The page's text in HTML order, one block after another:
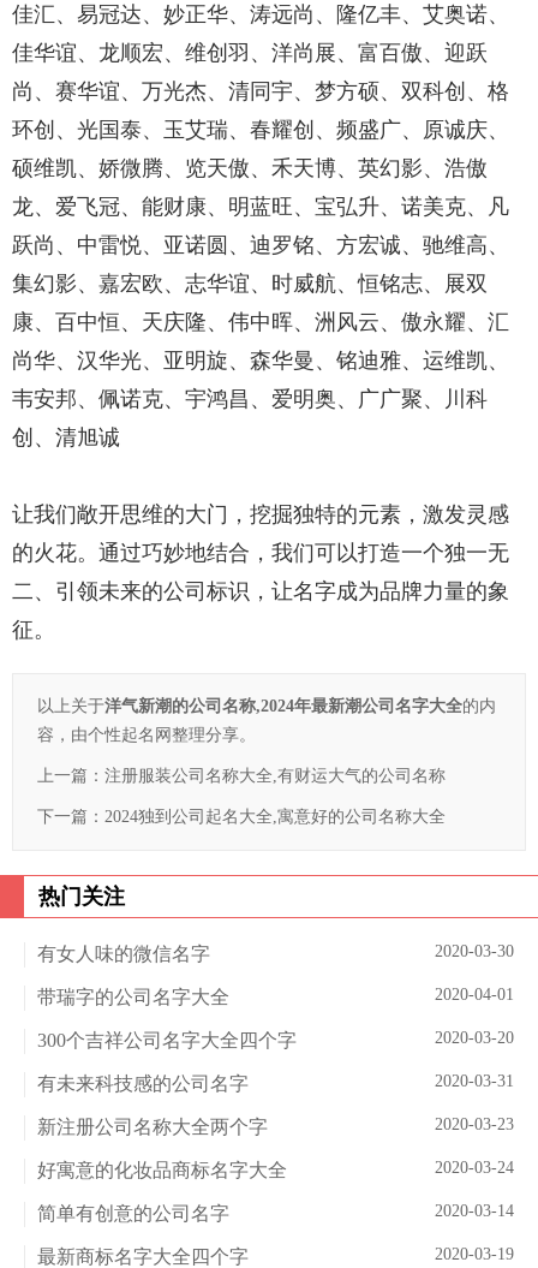
佳汇、易冠达、妙正华、涛远尚、隆亿丰、艾奥诺、
佳华谊、龙顺宏、维创羽、洋尚展、富百傲、迎跃
尚、赛华谊、万光杰、清同宇、梦方硕、双科创、格
环创、光国泰、玉艾瑞、春耀创、频盛广、原诚庆、
硕维凯、娇微腾、览天傲、禾天博、英幻影、浩傲
龙、爱飞冠、能财康、明蓝旺、宝弘升、诺美克、凡
跃尚、中雷悦、亚诺圆、迪罗铭、方宏诚、驰维高、
集幻影、嘉宏欧、志华谊、时威航、恒铭志、展双
康、百中恒、天庆隆、伟中晖、洲风云、傲永耀、汇
尚华、汉华光、亚明旋、森华曼、铭迪雅、运维凯、
韦安邦、佩诺克、宇鸿昌、爱明奥、广广聚、川科
创、清旭诚
让我们敞开思维的大门，挖掘独特的元素，激发灵感
的火花。通过巧妙地结合，我们可以打造一个独一无
二、引领未来的公司标识，让名字成为品牌力量的象
征。
以上关于洋气新潮的公司名称,2024年最新潮公司名字大全的内
容，由个性起名网整理分享。
上一篇： 注册服装公司名称大全,有财运大气的公司名称
下一篇： 2024独到公司起名大全,寓意好的公司名称大全
热门关注
2020-03-30
有女人味的微信名字
2020-04-01
带瑞字的公司名字大全
2020-03-20
300个吉祥公司名字大全四个字
2020-03-31
有未来科技感的公司名字
2020-03-23
新注册公司名称大全两个字
2020-03-24
好寓意的化妆品商标名字大全
2020-03-14
简单有创意的公司名字
2020-03-19
最新商标名字大全四个字